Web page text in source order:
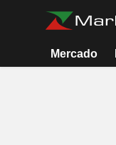
Mercado